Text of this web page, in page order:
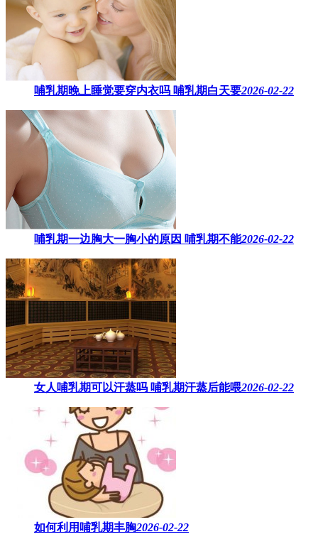
哺乳期晚上睡觉要穿内衣吗​ 哺乳期白天要2026-02-22
哺乳期一边胸大一胸小的原因​ 哺乳期不能2026-02-22
女人哺乳期可以汗蒸吗 ​哺乳期汗蒸后能喂2026-02-22
如何利用哺乳期丰胸2026-02-22